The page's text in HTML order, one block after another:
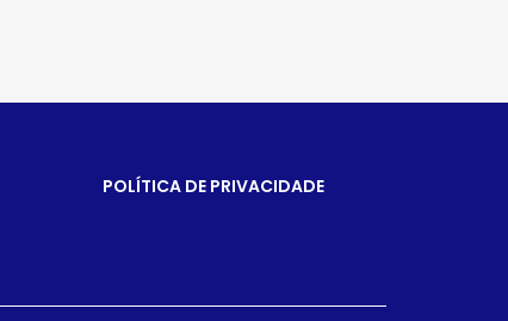
POLÍTICA DE PRIVACIDADE